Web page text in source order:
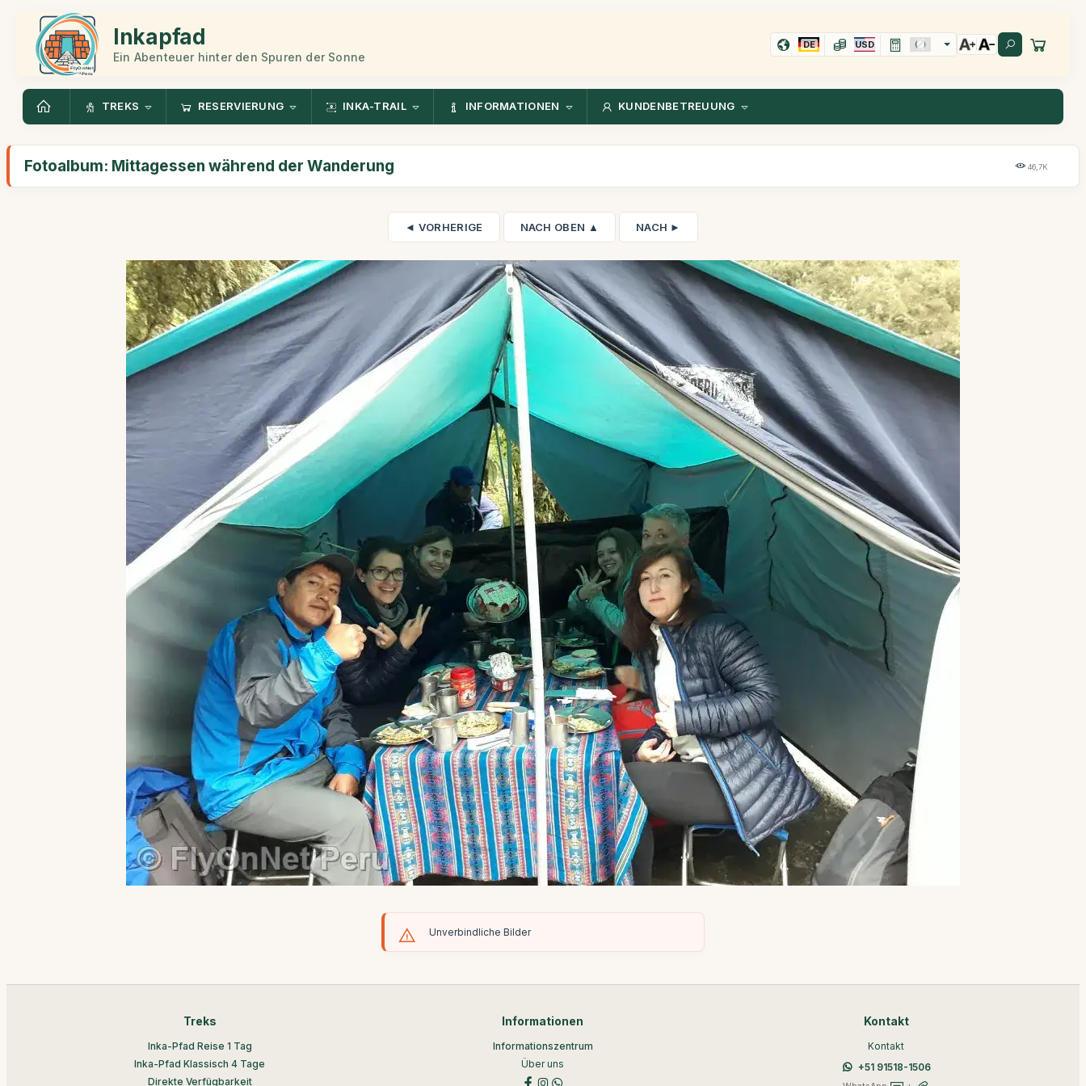
Inkapfad
Ein Abenteuer hinter den Spuren der Sonne
DE USD
TREKS RESERVIERUNG INKA-TRAIL INFORMATIONEN KUNDENBETREUUNG
Fotoalbum: Mittagessen während der Wanderung 46,7K
◄ VORHERIGE NACH OBEN ▲ NACH ►
Unverbindliche Bilder
Treks
Inka-Pfad Reise 1 Tag
Inka-Pfad Klassisch 4 Tage
Direkte Verfügbarkeit
Informationen
Informationszentrum
Über uns
Kontakt
Kontakt
+51 91518-1506